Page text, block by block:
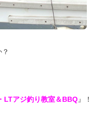
LTアジ釣り教室＆BBQ』！